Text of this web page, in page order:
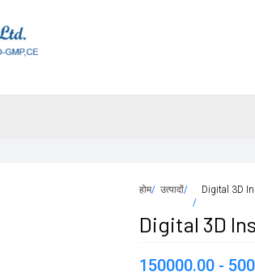
होम उत्पादों Digital 3D
Digital 3D
150000.00 -